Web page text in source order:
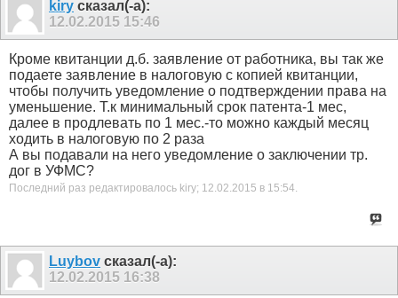
499 ₽
-15%
kiry сказал(-а):
12.02.2015 15:46
Кроме квитанции д.б. заявление от работника, вы так же
подаете заявление в налоговую с копией квитанции,
чтобы получить уведомление о подтверждении права на
уменьшение. Т.к минимальный срок патента-1 мес,
далее в продлевать по 1 мес.-то можно каждый месяц
ходить в налоговую по 2 раза
А вы подавали на него уведомление о заключении тр.
дог в УФМС?
Последний раз редактировалось kiry; 12.02.2015 в 15:54.
Luybov сказал(-а):
12.02.2015 16:38